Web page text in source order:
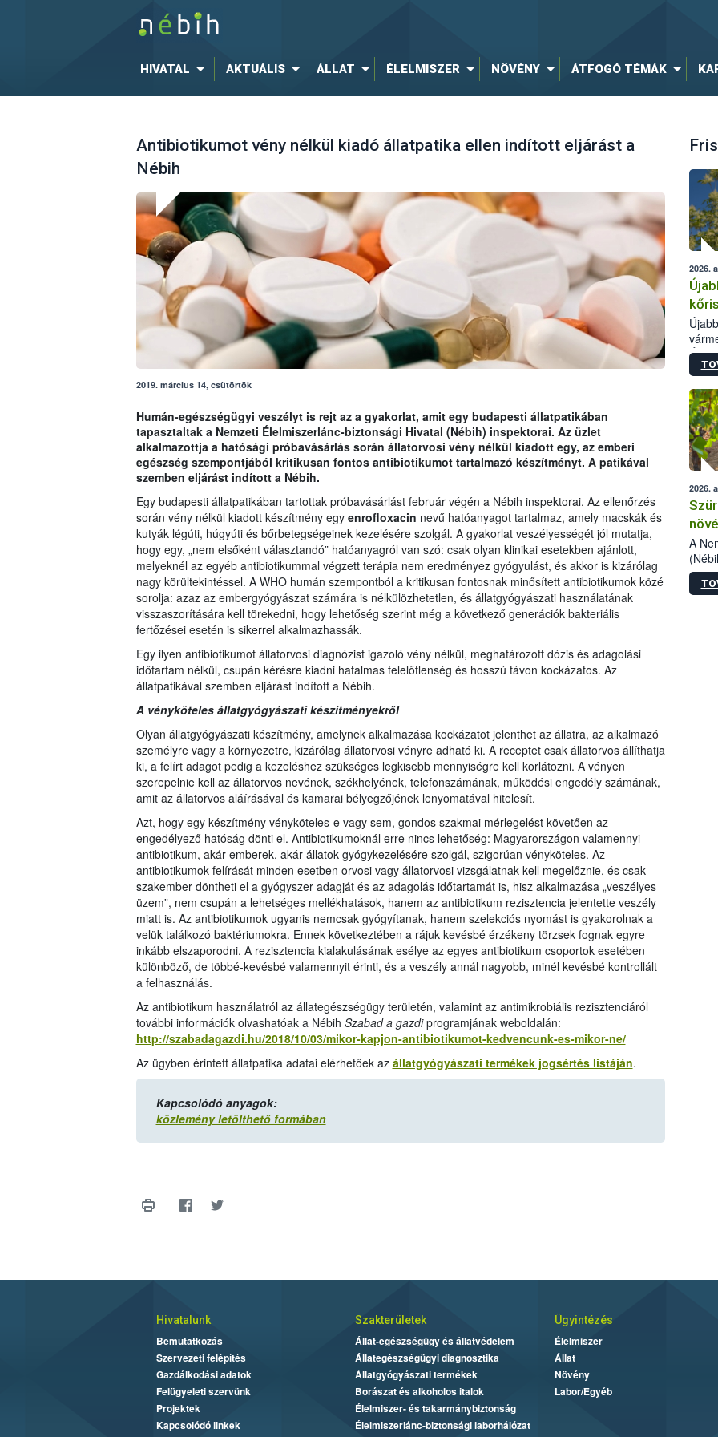
HIVATAL AKTUÁLIS ÁLLAT ÉLELMISZER NÖVÉNY ÁTFOGÓ TÉMÁK
Antibiotikumot vény nélkül kiadó állatpatika ellen indított eljárást a
Nébih
2019. március 14, csütörtök
Humán-egészségügyi veszélyt is rejt az a gyakorlat, amit egy budapesti állatpatikában
tapasztaltak a Nemzeti Élelmiszerlánc-biztonsági Hivatal (Nébih) inspektorai. Az üzlet
alkalmazottja a hatósági próbavásárlás során állatorvosi vény nélkül kiadott egy, az emberi
egészség szempontjából kritikusan fontos antibiotikumot tartalmazó készítményt. A patikával
szemben eljárást indított a Nébih.
Egy budapesti állatpatikában tartottak próbavásárlást február végén a Nébih inspektorai. Az ellenőrzés
során vény nélkül kiadott készítmény egy enrofloxacin nevű hatóanyagot tartalmaz, amely macskák és
kutyák légúti, húgyúti és bőrbetegségeinek kezelésére szolgál. A gyakorlat veszélyességét jól mutatja,
hogy egy, „nem elsőként választandó” hatóanyagról van szó: csak olyan klinikai esetekben ajánlott,
melyeknél az egyéb antibiotikummal végzett terápia nem eredményez gyógyulást, és akkor is kizárólag
nagy körültekintéssel. A WHO humán szempontból a kritikusan fontosnak minősített antibiotikumok közé
sorolja: azaz az embergyógyászat számára is nélkülözhetetlen, és állatgyógyászati használatának
visszaszorítására kell törekedni, hogy lehetőség szerint még a következő generációk bakteriális
fertőzései esetén is sikerrel alkalmazhassák.
Egy ilyen antibiotikumot állatorvosi diagnózist igazoló vény nélkül, meghatározott dózis és adagolási
időtartam nélkül, csupán kérésre kiadni hatalmas felelőtlenség és hosszú távon kockázatos. Az
állatpatikával szemben eljárást indított a Nébih.
A vényköteles állatgyógyászati készítményekről
Olyan állatgyógyászati készítmény, amelynek alkalmazása kockázatot jelenthet az állatra, az alkalmazó
személyre vagy a környezetre, kizárólag állatorvosi vényre adható ki. A receptet csak állatorvos állíthatja
ki, a felírt adagot pedig a kezeléshez szükséges legkisebb mennyiségre kell korlátozni. A vényen
szerepelnie kell az állatorvos nevének, székhelyének, telefonszámának, működési engedély számának,
amit az állatorvos aláírásával és kamarai bélyegzőjének lenyomatával hitelesít.
Azt, hogy egy készítmény vényköteles-e vagy sem, gondos szakmai mérlegelést követően az
engedélyező hatóság dönti el. Antibiotikumoknál erre nincs lehetőség: Magyarországon valamennyi
antibiotikum, akár emberek, akár állatok gyógykezelésére szolgál, szigorúan vényköteles. Az
antibiotikumok felírását minden esetben orvosi vagy állatorvosi vizsgálatnak kell megelőznie, és csak
szakember döntheti el a gyógyszer adagját és az adagolás időtartamát is, hisz alkalmazása „veszélyes
üzem”, nem csupán a lehetséges mellékhatások, hanem az antibiotikum rezisztencia jelentette veszély
miatt is. Az antibiotikumok ugyanis nemcsak gyógyítanak, hanem szelekciós nyomást is gyakorolnak a
velük találkozó baktériumokra. Ennek következtében a rájuk kevésbé érzékeny törzsek fognak egyre
inkább elszaporodni. A rezisztencia kialakulásának esélye az egyes antibiotikum csoportok esetében
különböző, de többé-kevésbé valamennyit érinti, és a veszély annál nagyobb, minél kevésbé kontrollált
a felhasználás.
Az antibiotikum használatról az állategészségügy területén, valamint az antimikrobiális rezisztenciáról
további információk olvashatóak a Nébih Szabad a gazdiprogramjának weboldalán:
http://szabadagazdi.hu/2018/10/03/mikor-kapjon-antibiotikumot-kedvencunk-es-mikor-ne/
Az ügyben érintett állatpatika adatai elérhetőek az állatgyógyászati termékek jogsértés listáján.
Kapcsolódó anyagok:
közlemény letölthető formában
2026.
2026.
A
Hivatalunk
Bemutatkozás
Szervezeti felépítés
Gazdálkodási adatok
Felügyeleti szervünk
Projektek
Kapcsolódó linkek
Szakterületek
Állat-egészségügy és állatvédelem
Állategészségügyi diagnosztika
Állatgyógyászati termékek
Borászat és alkoholos italok
Élelmiszer- és takarmánybiztonság
Élelmiszerlánc-biztonsági laborhálózat
Ügyintézés
Élelmiszer
Állat
Növény
Labor/Egyéb